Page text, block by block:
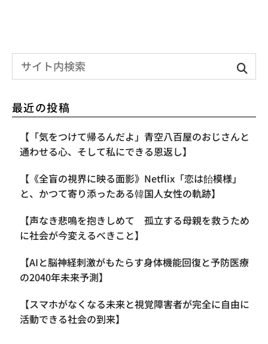
最近の投稿
【「気をつけて帰るんだよ」青空八百屋のおじさんと
通わせる心、そして私にできる恩返し】
【《全盲の視界に映る面影》Netflix「恋は飴模様」
と、かつて寄り添ったある韓国人女性の軌跡】
【声なき悲鳴を抱きしめて 孤立する母親を救うため
に社会が今変えるべきこと】
【AIと脳神経刺激がもたらす身体機能回復と予防医療
の2040年未来予測】
【スマホがなくなる未来と視覚障害者が完全に自由に
活動できる社会の到来】